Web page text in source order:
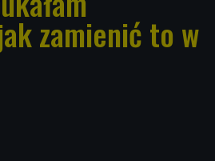
zamienić to w